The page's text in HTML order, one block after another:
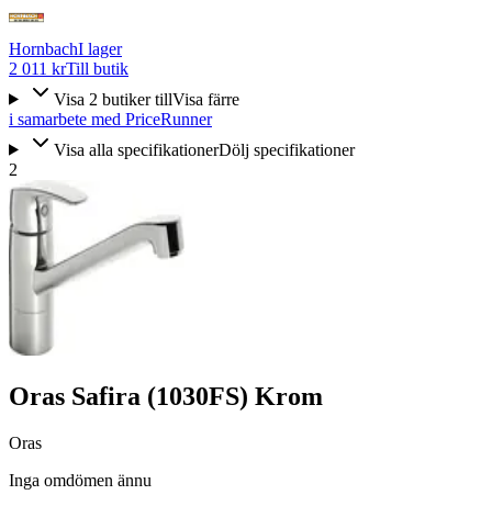
HornbachI lager
2 011 krTill butik
Visa 2 butiker tillVisa färre
i samarbete med PriceRunner
Visa alla specifikationerDölj specifikationer
2
Oras Safira (1030FS) Krom
Oras
Inga omdömen ännu